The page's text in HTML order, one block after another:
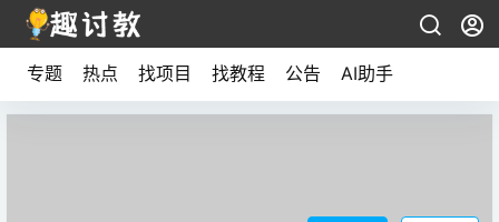
专题 热点 找项目 找教程 公告 AI助手